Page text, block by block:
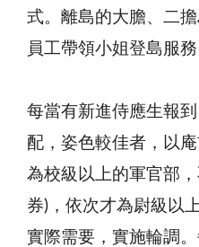
式。離島的大膽、二
員工帶領小姐登島服務
每當有新進侍應生報
配，姿色較佳者，以
為校級以上的軍官部
券)，依次才為尉級以
實際需要，實施輪調